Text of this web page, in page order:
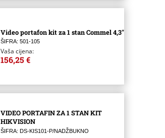
Video portafon kit za 1 stan Commel 4,3″
ŠIFRA: 501-105
Vaša cijena:
156,25 €
VIDEO PORTAFIN ZA 1 STAN KIT
HIKVISION
ŠIFRA: DS-KIS101-P/NADŽBUKNO